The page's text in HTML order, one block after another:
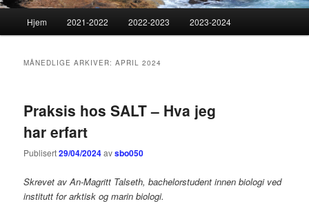
Hjem 2021-2022 2022-2023 2023-2024
MÅNEDLIGE ARKIVER:APRIL 2024
Praksis hos SALT – Hva jeg
har erfart
Publisert29/04/2024avsbo050
Skrevet av An-Magritt Talseth, bachelorstudent innen biologi ved
institutt for arktisk og marin biologi.